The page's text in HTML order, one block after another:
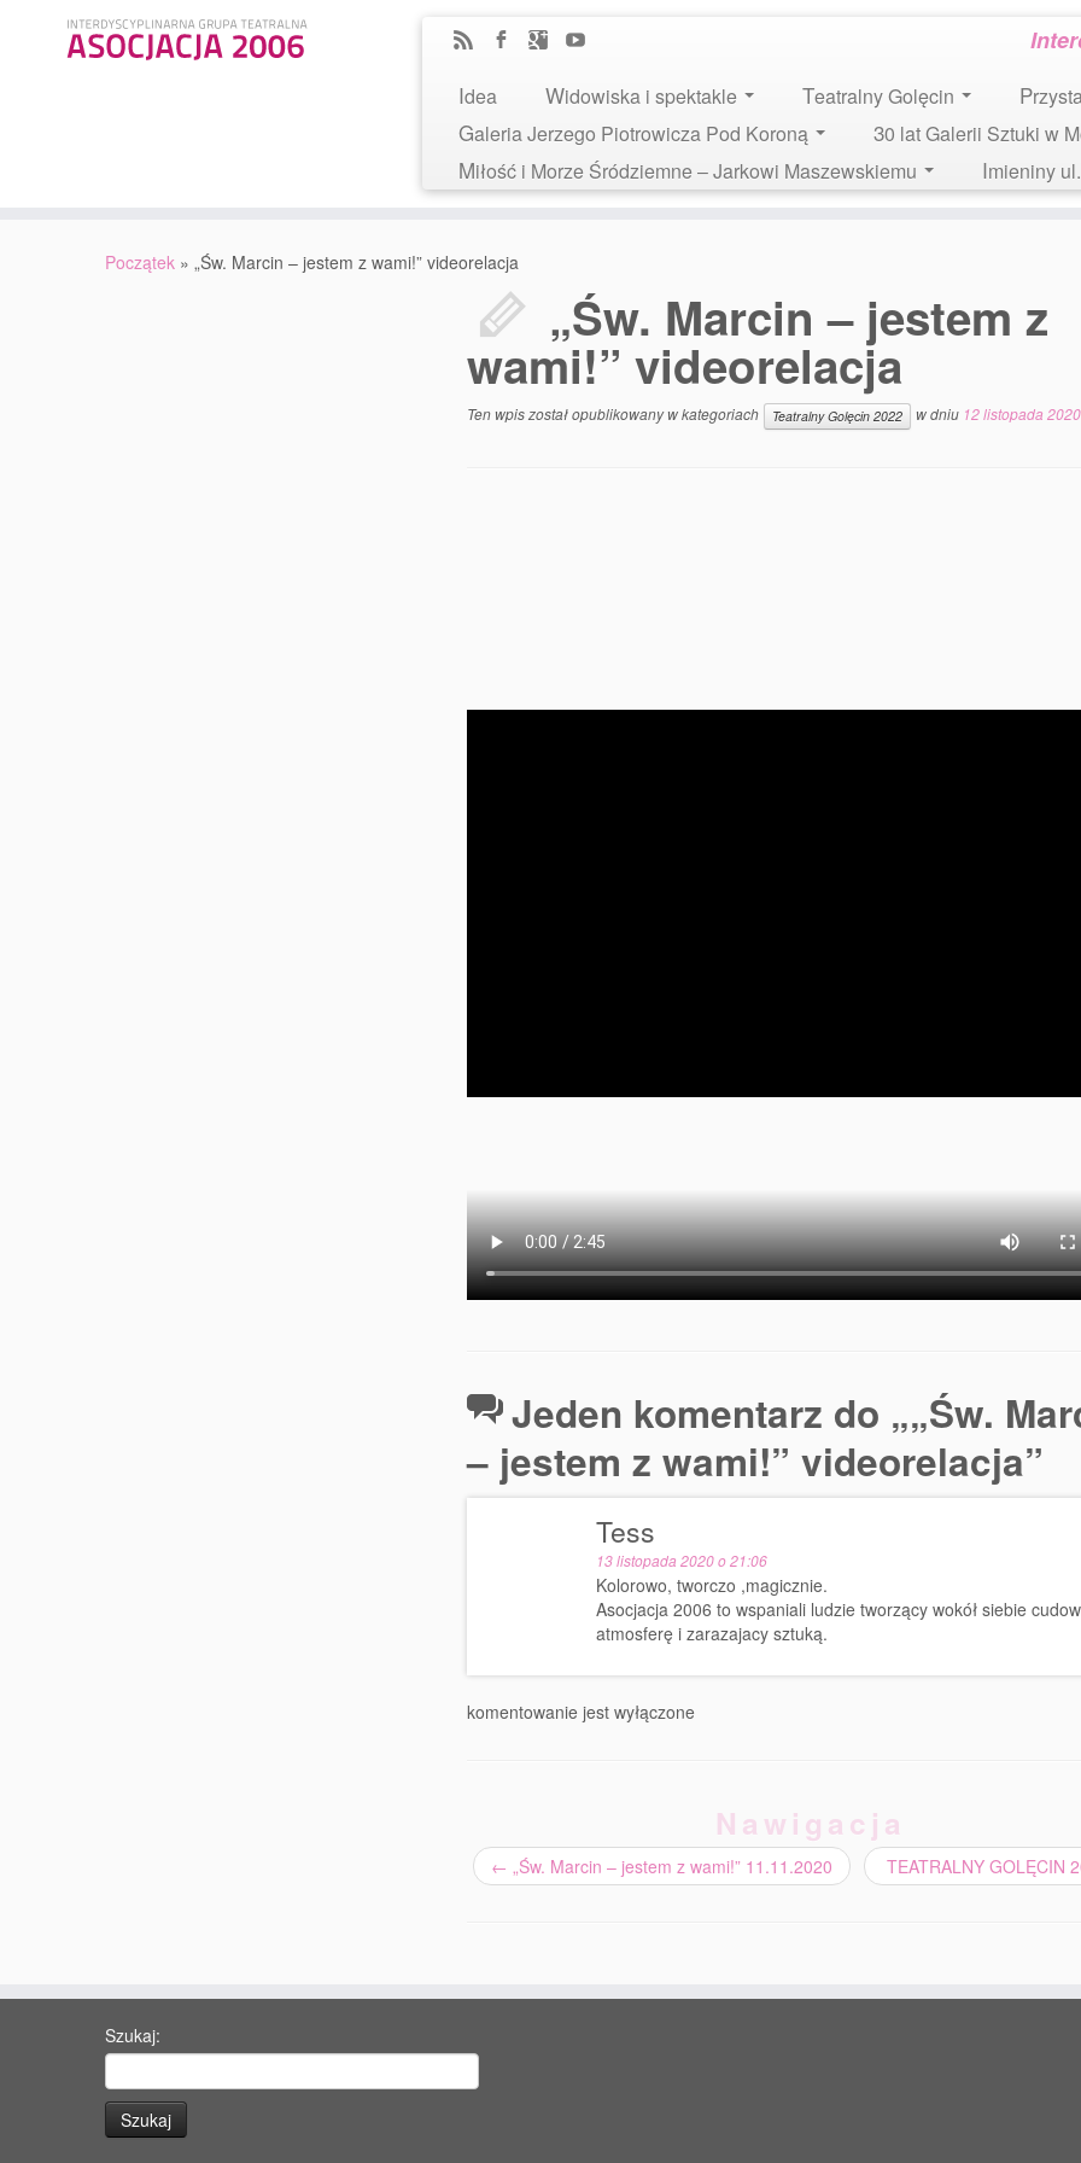
Idea Widowiska i spektakle Teatralny Golęcin
Galeria Jerzego Piotrowicza Pod Koroną
30 lat Galerii Sztuki w
Miłość i Morze Śródziemne – Jarkowi Maszewskiemu
Imieniny
Początek » „Św. Marcin – jestem z wami!” videorelacja
„Św. Marcin – jestem z
wami!” videorelacja
Ten wpis został opublikowany w kategoriach Teatralny Golęcin 2022 w dniu 12 listopada 2020
Jeden komentarz do „„Św.
– jestem z wami!” videorelacja”
Tess
13 listopada 2020 o 21:06
Kolorowo, tworczo ,magicznie.
Asocjacja 2006 to wspaniali ludzie tworzący wokół siebie
atmosferę i zarazajacy sztuką.
komentowanie jest wyłączone
Nawigacja
← „Św. Marcin – jestem z wami!” 11.11.2020 TEATRALNY GOLĘCIN
Szukaj: